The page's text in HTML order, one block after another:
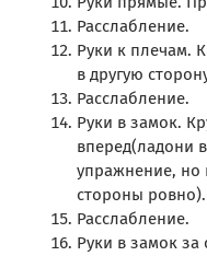
Расслабление.
Руки к плечам.
в другую
Расслабление.
Руки в замок.
вперед(ладони
упражнение, но
стороны ровно).
Расслабление.
Руки в замок за